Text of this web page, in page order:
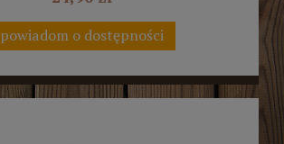
powiadom o dostępności